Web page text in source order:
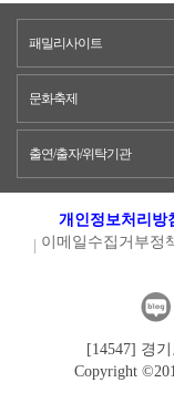
패밀리사이트
문화축제
출연/출자/위탁기관
개인정보처리방
이메일수집거부정
[14547] 경
Copyright